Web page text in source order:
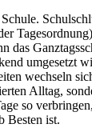
das
umgesetzt
wechseln
Alltag,
so
Besten ist.